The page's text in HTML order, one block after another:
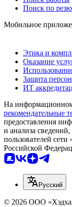
Поиск по
Мобильное
Этика и
Оказание
Защита
ИТ
На
рекомендательные
предоставления
и анализа
пользователей
Российской
Русский
© 2026 ООО